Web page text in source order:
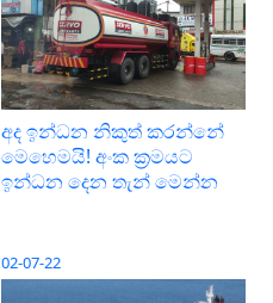
අද ඉන්ධන නිකුත් කරන්නේ
මෙහෙමයි! අංක ක්‍රමයට
ඉන්ධන දෙන තැන් මෙන්න
02-07-22